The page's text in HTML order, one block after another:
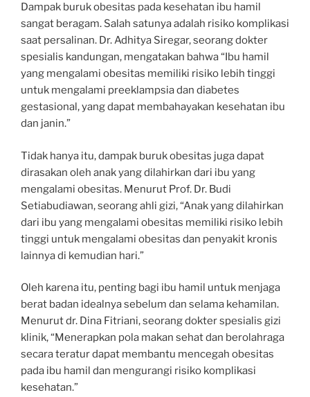
Dampak buruk obesitas pada kesehatan ibu hamil
sangat beragam. Salah satunya adalah risiko komplikasi
saat persalinan. Dr. Adhitya Siregar, seorang dokter
spesialis kandungan, mengatakan bahwa “Ibu hamil
yang mengalami obesitas memiliki risiko lebih tinggi
untuk mengalami preeklampsia dan diabetes
gestasional, yang dapat membahayakan kesehatan ibu
dan janin.”
Tidak hanya itu, dampak buruk obesitas juga dapat
dirasakan oleh anak yang dilahirkan dari ibu yang
mengalami obesitas. Menurut Prof. Dr. Budi
Setiabudiawan, seorang ahli gizi, “Anak yang dilahirkan
dari ibu yang mengalami obesitas memiliki risiko lebih
tinggi untuk mengalami obesitas dan penyakit kronis
lainnya di kemudian hari.”
Oleh karena itu, penting bagi ibu hamil untuk menjaga
berat badan idealnya sebelum dan selama kehamilan.
Menurut dr. Dina Fitriani, seorang dokter spesialis gizi
klinik, “Menerapkan pola makan sehat dan berolahraga
secara teratur dapat membantu mencegah obesitas
pada ibu hamil dan mengurangi risiko komplikasi
kesehatan.”